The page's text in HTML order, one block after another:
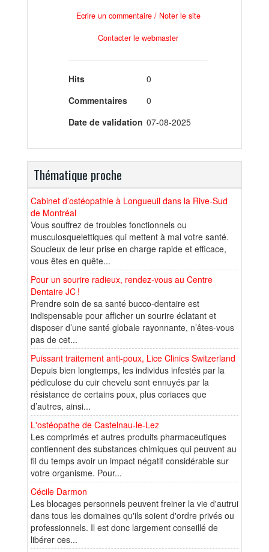
Ecrire un commentaire / Noter le site
Contacter le webmaster
Hits
0
Commentaires
0
Date de validation 07-08-2025
Thématique proche
Cabinet d’ostéopathie à Longueuil dans la Rive-Sud
de Montréal
Vous souffrez de troubles fonctionnels ou
musculosquelettiques qui mettent à mal votre santé.
Soucieux de leur prise en charge rapide et efficace,
vous êtes en quête...
Pour un sourire radieux, rendez-vous au Centre
Dentaire JC !
Prendre soin de sa santé bucco-dentaire est
indispensable pour afficher un sourire éclatant et
disposer d’une santé globale rayonnante, n’êtes-vous
pas de cet...
Puissant traitement anti-poux, Lice Clinics Switzerland
Depuis bien longtemps, les individus infestés par la
pédiculose du cuir chevelu sont ennuyés par la
résistance de certains poux, plus coriaces que
d’autres, ainsi...
L'ostéopathe de Castelnau-le-Lez
Les comprimés et autres produits pharmaceutiques
contiennent des substances chimiques qui peuvent au
fil du temps avoir un impact négatif considérable sur
votre organisme. Pour...
Cécile Darmon
Les blocages personnels peuvent freiner la vie d'autrui
dans tous les domaines qu'ils soient d'ordre privés ou
professionnels. Il est donc largement conseillé de
libérer ces...